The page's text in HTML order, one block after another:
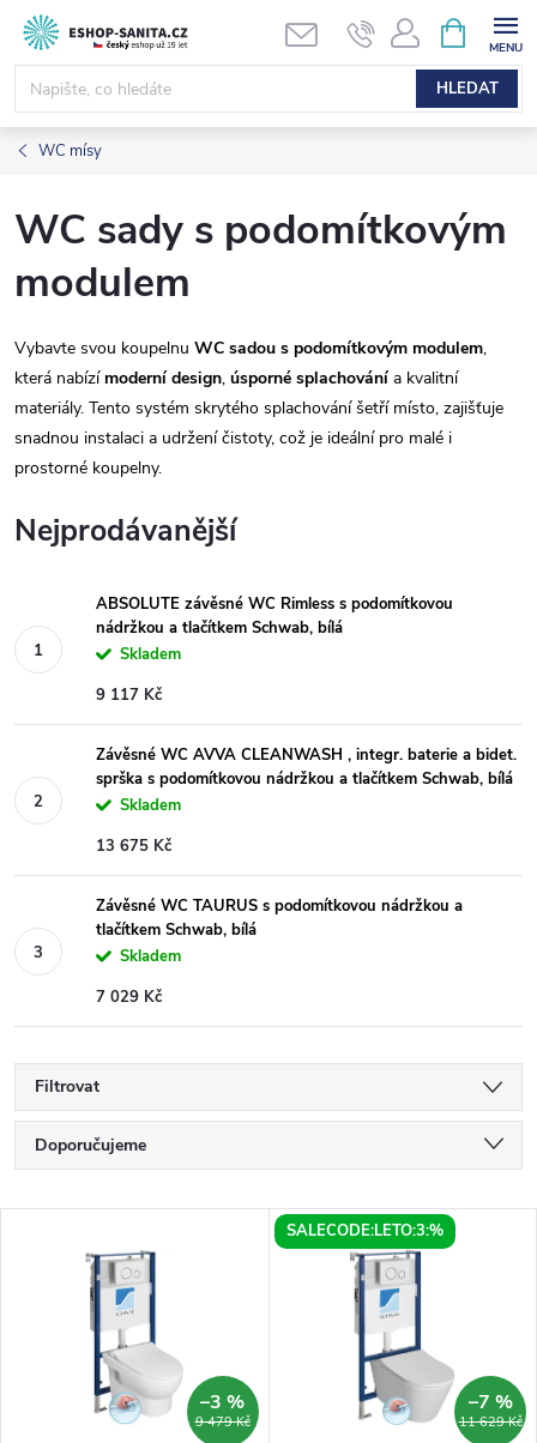
Přejít
obsah
HLEDAT
NÁKUPNÍ
KOŠÍK
WC mísy
WC sady s podomítkovým
modulem
Vybavte svou koupelnu WC sadou s podomítkovým modulem,
která nabízímoderní design, úsporné splachovánía kvalitní
materiály. Tento systém skrytého splachování šetří místo, zajišťuje
snadnou instalaci a udržení čistoty, což je ideální pro malé i
prostorné koupelny.
Nejprodávanější
ABSOLUTE závěsné WC Rimless s podomítkovou
nádržkou a tlačítkem Schwab, bílá
Skladem
9 117 Kč
Závěsné WC AVVA CLEANWASH , integr. baterie a bidet.
sprška s podomítkovou nádržkou a tlačítkem Schwab, bílá
Skladem
13 675 Kč
Závěsné WC TAURUS s podomítkovou nádržkou a
tlačítkem Schwab, bílá
Skladem
7 029 Kč
Filtrovat
Ř
a
Doporučujeme
Nejprodávanější
Abecedně
9 479 Kč
–3 %
SALECODE:LETO:3:%
11 629 Kč
–7 %